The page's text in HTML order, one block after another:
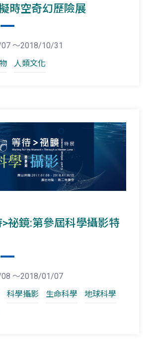
時空奇幻歷險展
～2018/10/31
人類文化
祕鏡:第參屆科學攝影特
～2018/01/07
科學攝影 生命科學
地球科學